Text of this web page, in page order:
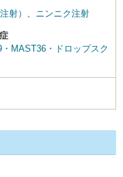
射）
ニンニク注射
MAST36・ドロップスク